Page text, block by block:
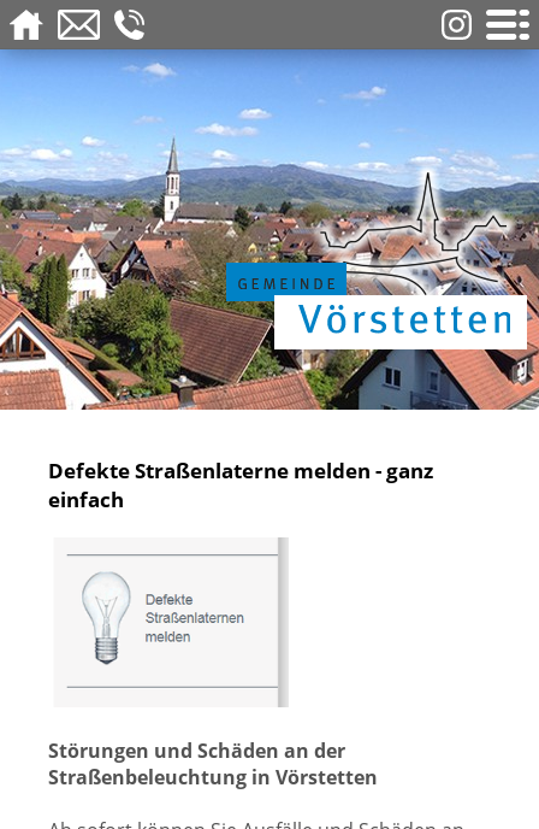
Defekte Straßenlaterne melden - ganz
einfach
Störungen und Schäden an der
Straßenbeleuchtung in Vörstetten